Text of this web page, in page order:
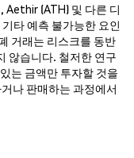
Aethir (ATH) 및 다른 디
타 예측 불가능한 요인
거래는 리스크를 동반
않습니다. 철저한 연구
는 금액만 투자할 것을
나 판매하는 과정에서